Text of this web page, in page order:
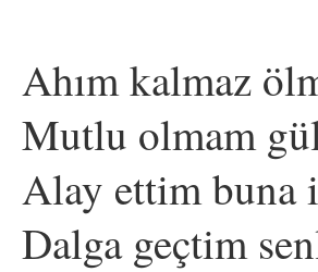
Ahım kalmaz
Mutlu olmam
Alay ettim buna
Dalga geçtim